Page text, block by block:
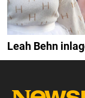
Leah Behn